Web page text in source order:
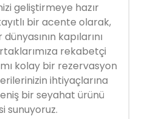
geliştirmeye hazır
bir acente olarak,
kapılarını
rekabetçi
kolay bir rezervasyon
ihtiyaçlarına
bir seyahat ürünü
sunuyoruz.